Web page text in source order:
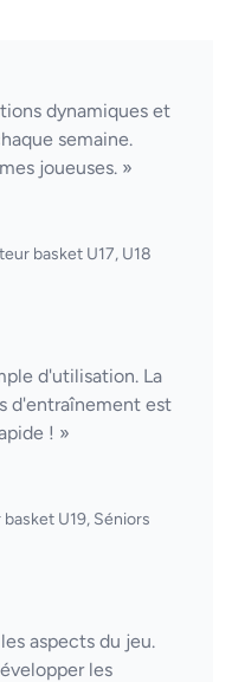
dynamiques et
semaine.
joueuses. »
basket U17, U18
d'utilisation. La
d'entraînement est
! »
U19, Séniors
aspects du jeu.
les